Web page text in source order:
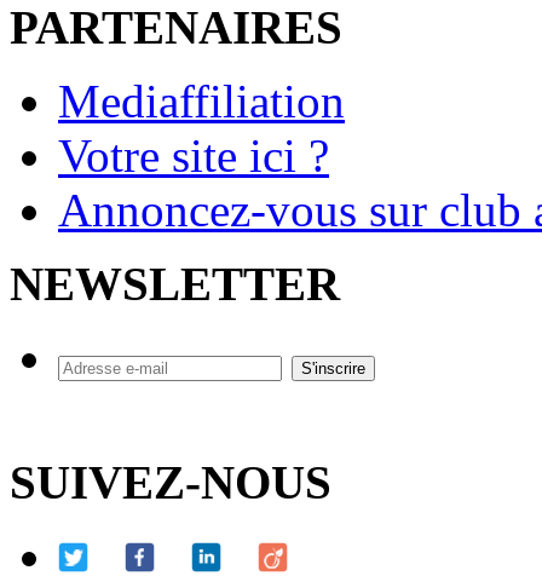
PARTENAIRES
Mediaffiliation
Votre site ici ?
Annoncez-vous sur
NEWSLETTER
SUIVEZ-NOUS